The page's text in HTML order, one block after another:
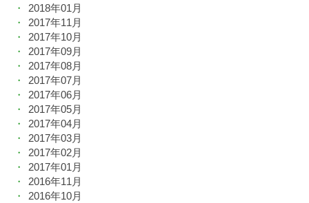
2018年01月
2017年11月
2017年10月
2017年09月
2017年08月
2017年07月
2017年06月
2017年05月
2017年04月
2017年03月
2017年02月
2017年01月
2016年11月
2016年10月